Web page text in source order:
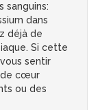
sanguins:
dans
déjà de
Si cette
sentir
de cœur
ou des